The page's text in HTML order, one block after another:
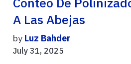
A Las Abejas
by Luz Bahder
July 31, 2025